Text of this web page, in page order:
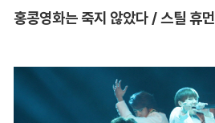
홍콩영화는 죽지 않았다 / 스틸 휴먼